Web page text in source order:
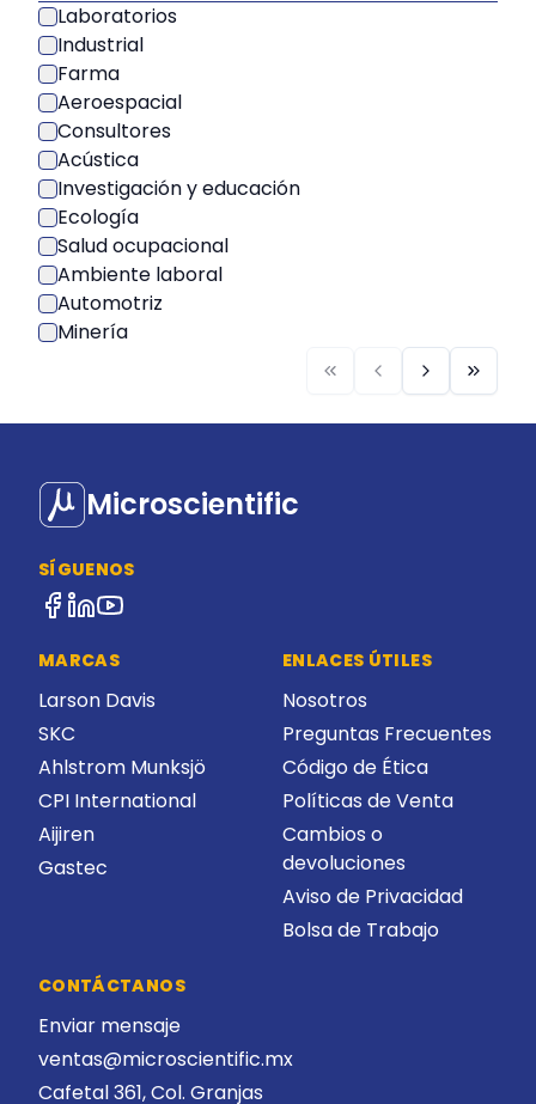
Laboratorios
Industrial
Farma
Aeroespacial
Consultores
Acústica
Investigación y educación
Ecología
Salud ocupacional
Ambiente laboral
Automotriz
Minería
Microscientific
SÍGUENOS
MARCAS
Larson Davis
SKC
Ahlstrom Munksjö
CPI International
Aijiren
Gastec
ENLACES ÚTILES
Nosotros
Preguntas Frecuentes
Código de Ética
Políticas de Venta
Cambios o
devoluciones
Aviso de Privacidad
Bolsa de Trabajo
CONTÁCTANOS
Enviar mensaje
ventas@microscientific.mx
Cafetal 361, Col. Granjas